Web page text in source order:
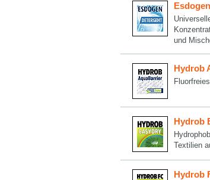
und
Hydrob
Hydrob
Textilien
Hydrob